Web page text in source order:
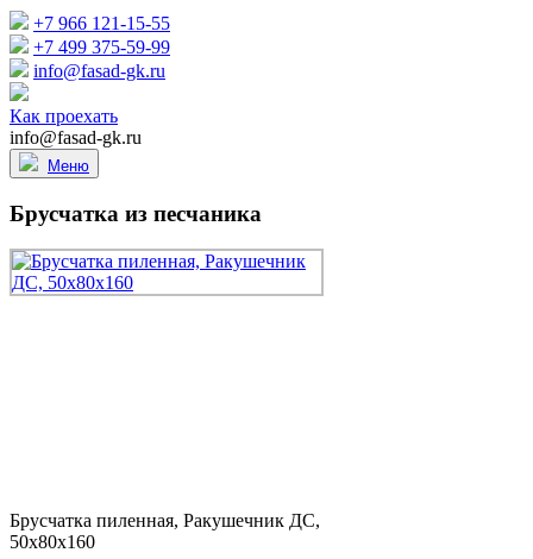
+7 966 121-15-55
+7 499 375-59-99
info@fasad-gk.ru
Как проехать
info@fasad-gk.ru
Меню
Брусчатка из песчаника
Брусчатка пиленная, Ракушечник ДС,
50x80x160